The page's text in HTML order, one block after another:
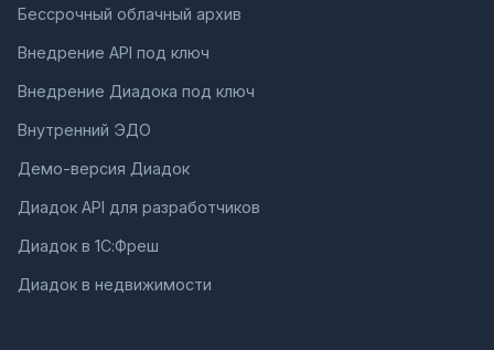
Бессрочный облачный архив
Внедрение API под ключ
Внедрение Диадока под ключ
Внутренний ЭДО
Демо-версия Диадок
Диадок API для разработчиков
Диадок в 1С:Фреш
Диадок в недвижимости